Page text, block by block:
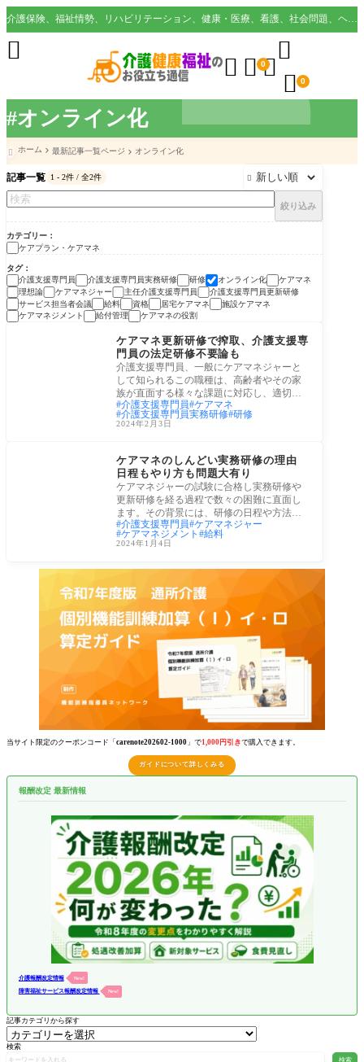
#オンライン化
介護保険、福祉情勢、リハビリテーション、健康・医療、看護、社会問題、ヘルスケア業界など様々な切り口から役立つ情報を配信。
  0

 0

 ホーム 最新記事一覧ページ オンライン化
記事一覧 1 - 2件 / 全2件 
絞り込み
カテゴリー
ケアプラン・ケアマネ
タグ
介護支援専門員
介護支援専門員実務研修 研修 オンライン化
ケアマネ
理想論
ケアマネジャー 主任介護支援専門員
介護支援専門員更新研修
サービス担当者会議
給料 資格 居宅ケアマネ
施設ケアマネ
ケアマネジメント
給付管理 ケアマネの役割
ケアプラン・ケアマネ
ケアマネ更新研修で搾取、介護支援専
門員の法定研修不要論も
介護支援専門員、一般にケアマネジャーと
して知られるこの職種は、高齢者やその家
族が直面する様々な課題に対応し、適切な
介護サ
介護支援専門員 ケアマネ
介護支援専門員実務研修 研修
2024年2月3日
ケアマネのしんどい実務研修の理由
日程もやり方も問題大有り
ケアマネジャーの試験に合格し実務研修や
更新研修を経る過程で数々の困難に直面し
ます。その背景には、研修の日程や方法に
関する
介護支援専門員 ケアマネジャー
ケアマネジメント
給料
2024年1月4日
当サイト限定のクーポンコード「 carenote202602-1000 」で1,000円引きで購入できます。
ガイドについて詳しくみる
報酬改定 最新情報
介護報酬改定情報 New!
障害福祉サービス報酬改定情報 New!
記事カテゴリから探す
検索
検索